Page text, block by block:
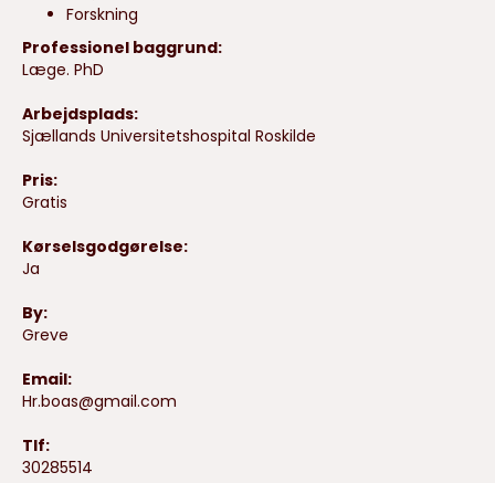
Forskning
Professionel baggrund:
Læge. PhD
Arbejdsplads:
Sjællands Universitetshospital Roskilde
Pris:
Gratis
Kørselsgodgørelse:
Ja
By:
Greve
Email:
Hr.boas@gmail.com
Tlf:
30285514